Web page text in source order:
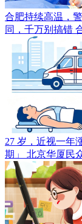
合肥持续高温，
同，千万别搞错
27 岁，近视一年
期」 北京华厦民